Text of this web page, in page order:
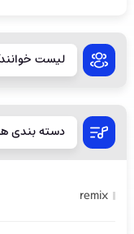
لیست
دسته بندی
remix